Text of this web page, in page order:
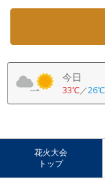
今日
33℃／26℃
花火大会
トップ